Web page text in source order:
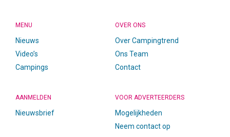
MENU
Nieuws
Video’s
Campings
OVER ONS
Over Campingtrend
Ons Team
Contact
AANMELDEN
Nieuwsbrief
VOOR ADVERTEERDERS
Mogelijkheden
Neem contact op